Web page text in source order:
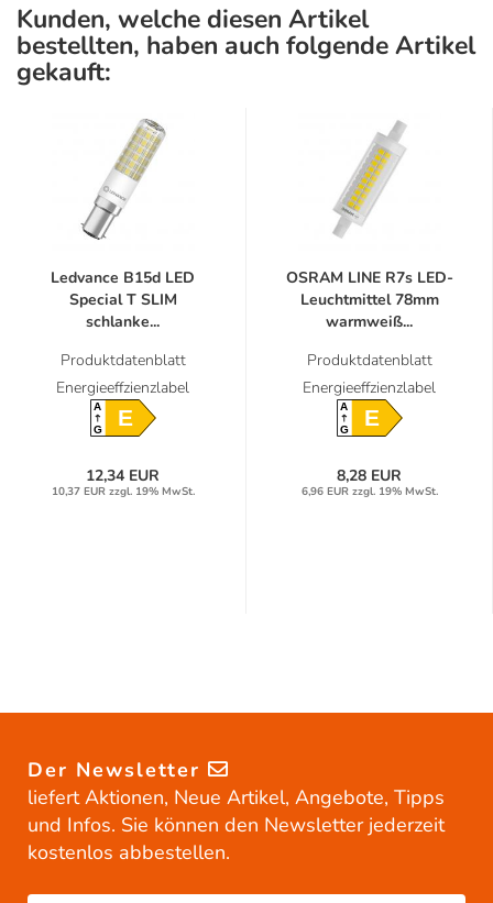
Kunden, welche diesen Artikel
bestellten, haben auch folgende Artikel
gekauft:
Ledvance B15d LED
Special T SLIM
schlanke...
Produktdatenblatt
Energieeffzienzlabel
A
GE
12,34 EUR
10,37 EUR zzgl. 19% MwSt.
OSRAM LINE R7s LED-
Leuchtmittel 78mm
warmweiß...
Produktdatenblatt
Energieeffzienzlabel
A
GE
8,28 EUR
6,96 EUR zzgl. 19% MwSt.
Der Newsletter
liefert Aktionen, Neue Artikel, Angebote, Tipps
und Infos. Sie können den Newsletter jederzeit
kostenlos abbestellen.